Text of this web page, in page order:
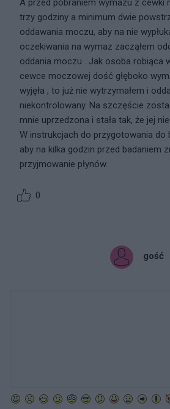
A przed pobraniem wymazu z cewki
trzy godziny a minimum dwie
oddawania moczu, aby na nie
oczekiwania na wymaz zacząłem
oddania moczu . Jak osoba robiąca
cewce moczowej dość głęboko
wyjęła , to już nie wytrzymałem i
niekontrolowany. Na szczęście
mnie uprzedzona i stała tak, że jej
W instrukcjach do przygotowania do
aby na kilka godzin przed badaniem
przyjmowanie płynów.
0
gość